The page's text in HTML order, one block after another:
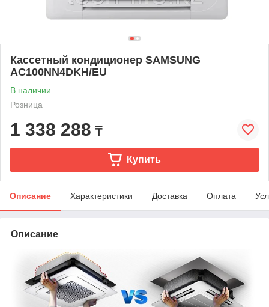
Кассетный кондиционер SAMSUNG
AC100NN4DKH/EU
В наличии
Розница
1 338 288 ₸
Купить
Описание Характеристики Доставка Оплата
Описание